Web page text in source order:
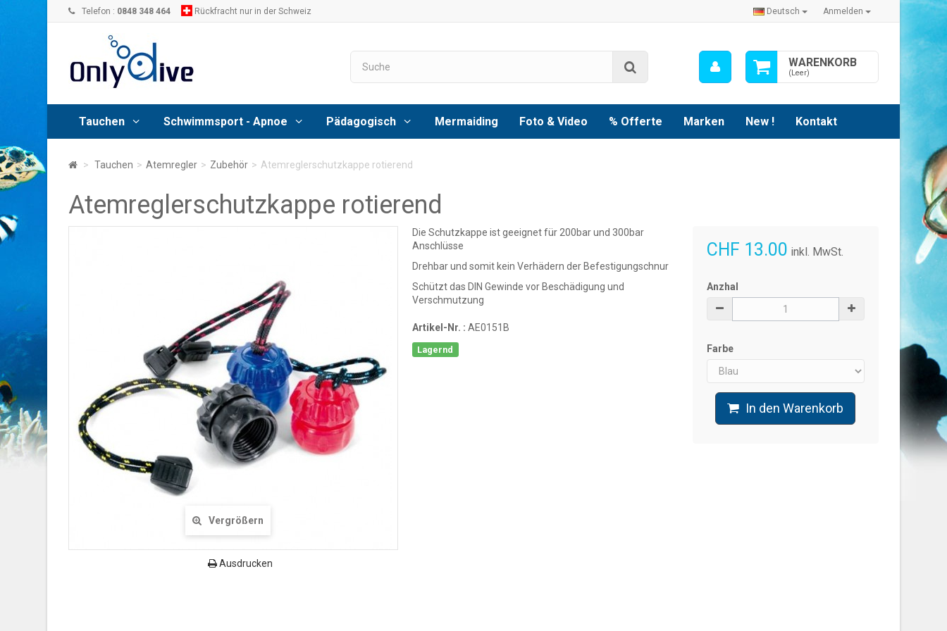
Anmelden
Telefon : 0848 348 464 Rückfracht nur in der Schweiz Deutsch
WARENKORB
(Leer)
Mein
Konto
Tauchen Schwimmsport - Apnoe Pädagogisch Mermaiding Foto & Video % Offerte Marken New ! Kontakt
> Tauchen > Atemregler > Zubehör > Atemreglerschutzkappe rotierend
Atemreglerschutzkappe rotierend
Vergrößern
Ausdrucken
CHF 13.00 inkl. MwSt.
Anzhal
Farbe
In den Warenkorb
Die Schutzkappe ist geeignet für 200bar und 300bar
Anschlüsse
Drehbar und somit kein Verhädern der Befestigungschnur
Schützt das DIN Gewinde vor Beschädigung und
Verschmutzung
Artikel-Nr. : AE0151B
Lagernd